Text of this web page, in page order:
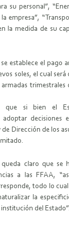
su personal”,
empresa”,
la medida de su
establece el pago
soles, el cual
trimestrales
que si bien el
adoptar decisiones
Dirección de los
claro que se
a las FFAA,
todo lo
la
del Estado”.